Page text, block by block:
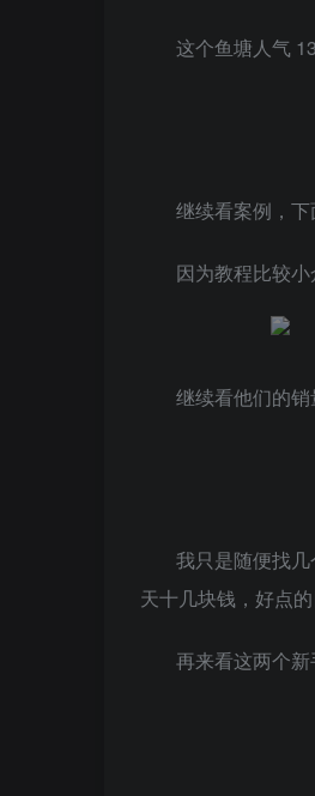
这个鱼塘人气
继续看案例，
因为教程比较小
继续看他们的销
我只是随便找
天十几块钱，好点的
再来看这两个